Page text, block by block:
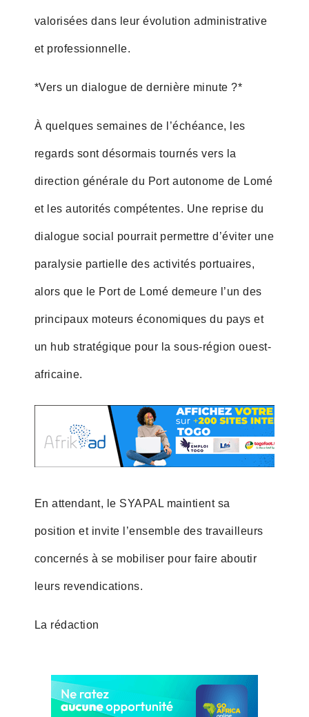
valorisées dans leur évolution administrative
et professionnelle.
*Vers un dialogue de dernière minute ?*
À quelques semaines de l’échéance, les
regards sont désormais tournés vers la
direction générale du Port autonome de Lomé
et les autorités compétentes. Une reprise du
dialogue social pourrait permettre d’éviter une
paralysie partielle des activités portuaires,
alors que le Port de Lomé demeure l’un des
principaux moteurs économiques du pays et
un hub stratégique pour la sous-région ouest-
africaine.
En attendant, le SYAPAL maintient sa
position et invite l’ensemble des travailleurs
concernés à se mobiliser pour faire aboutir
leurs revendications.
La rédaction